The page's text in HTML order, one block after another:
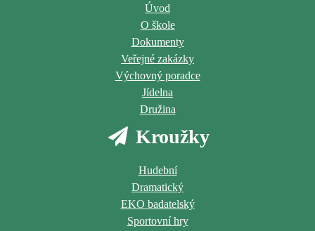
Úvod
O škole
Dokumenty
Veřejné zakázky
Výchovný poradce
Jídelna
Družina
Kroužky
Hudební
Dramatický
EKO badatelský
Sportovní hry